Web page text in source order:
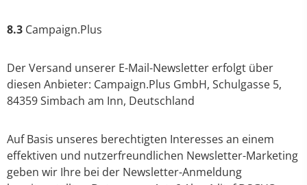
8.3 Campaign.Plus
Der Versand unserer E-Mail-Newsletter erfolgt über
diesen Anbieter: Campaign.Plus GmbH, Schulgasse 5,
84359 Simbach am Inn, Deutschland
Auf Basis unseres berechtigten Interesses an einem
effektiven und nutzerfreundlichen Newsletter-Marketing
geben wir Ihre bei der Newsletter-Anmeldung